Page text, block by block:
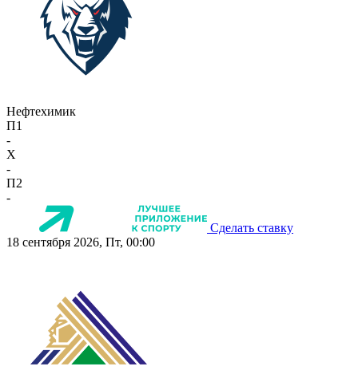
Нефтехимик
П1
-
X
-
П2
-
Сделать ставку
18 сентября 2026, Пт, 00:00